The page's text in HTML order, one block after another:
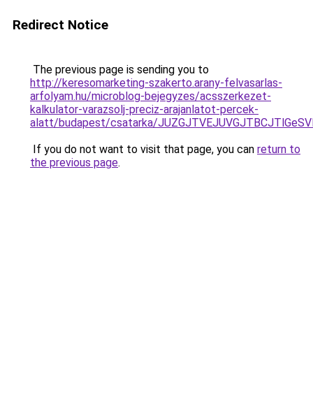
Redirect Notice
The previous page is sending you to
http://keresomarketing-szakerto.arany-felvasarlas-
arfolyam.hu/microblog-bejegyzes/acsszerkezet-
kalkulator-varazsolj-preciz-arajanlatot-percek-
alatt/budapest/csatarka/
If you do not want to visit that page, you can return to
the previous page.